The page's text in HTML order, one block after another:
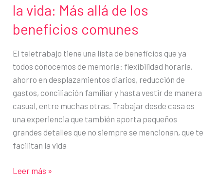
la vida: Más allá de los
beneficios comunes
El teletrabajo tiene una lista de beneficios que ya
todos conocemos de memoria: flexibilidad horaria,
ahorro en desplazamientos diarios, reducción de
gastos, conciliación familiar y hasta vestir de manera
casual, entre muchas otras. Trabajar desde casa es
una experiencia que también aporta pequeños
grandes detalles que no siempre se mencionan, que te
facilitan la vida
Cómo
Leer más »